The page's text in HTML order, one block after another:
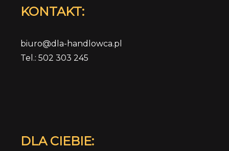
KONTAKT:
biuro@dla-handlowca.pl
Tel.: 502 303 245
DLA CIEBIE: